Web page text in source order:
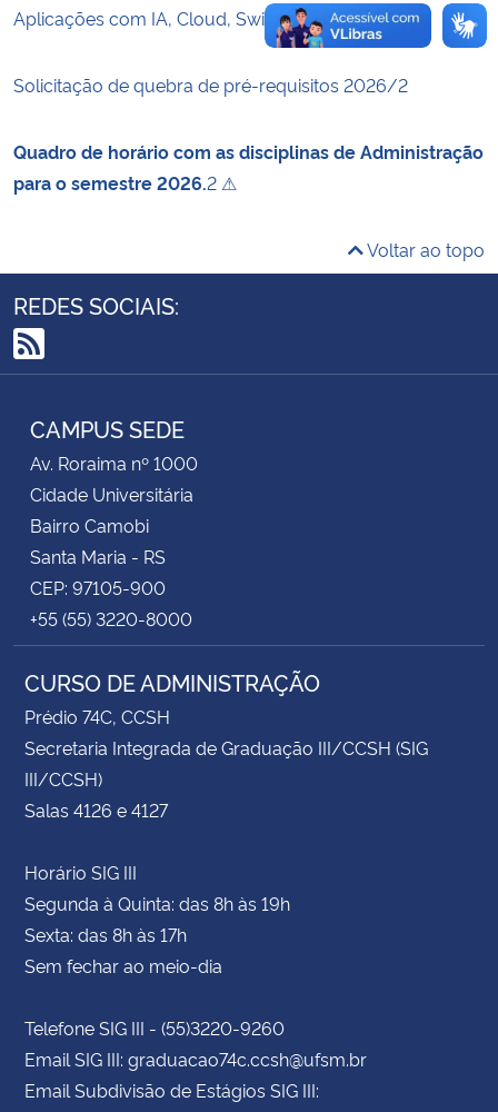
Aplicações com IA, Cloud, Swift e IoT
Solicitação de quebra de pré-requisitos 2026/2
Quadro de horário com as disciplinas de Administração
para o semestre 2026.2 ⚠
Voltar ao topo
REDES SOCIAIS:
RSS
CAMPUS SEDE
Av. Roraima nº 1000
Cidade Universitária
Bairro Camobi
Santa Maria - RS
CEP: 97105-900
+55 (55) 3220-8000
CURSO DE ADMINISTRAÇÃO
Prédio 74C, CCSH
Secretaria Integrada de Graduação III/CCSH (SIG
III/CCSH)
Salas 4126 e 4127
Horário SIG III
Segunda à Quinta: das 8h às 19h
Sexta: das 8h às 17h
Sem fechar ao meio-dia
Telefone SIG III - (55)3220-9260
Email SIG III: graduacao74c.ccsh@ufsm.br
Email Subdivisão de Estágios SIG III: